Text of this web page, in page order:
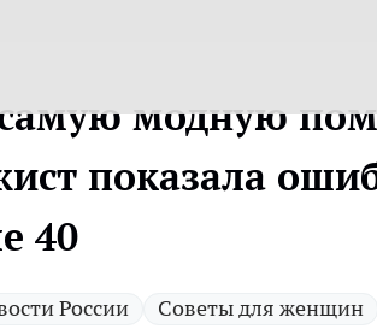
модную
показала
40
России Советы для женщин